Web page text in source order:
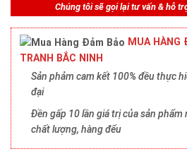
Chúng tôi sẽ gọi lại tư vấn & hỗ
MUA HÀNG
TRANH BẮC NINH
Sản phảm cam kết 100% đều thực
đại
Đền gấp 10 lần giá trị của sản phẩm
chất lượng, hàng đểu